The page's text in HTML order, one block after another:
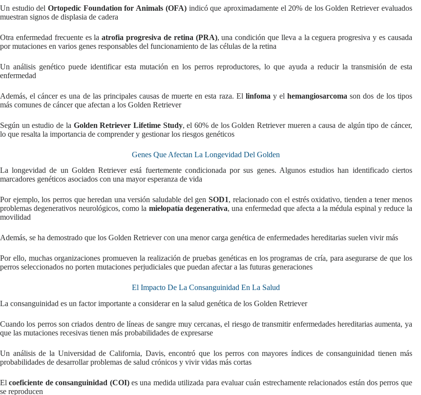
Un estudio delOrtopedic Foundation for Animals (OFA)indicó que aproximadamente el 20% de los Golden Retriever evaluados
muestran signos de displasia de cadera
Otra enfermedad frecuente es laatrofia progresiva de retina (PRA), una condición que lleva a la ceguera progresiva y es causada
por mutaciones en varios genes responsables del funcionamiento de las células de la retina
Un análisis genético puede identificar esta mutación en los perros reproductores, lo que ayuda a reducir la transmisión de esta
enfermedad
Además, el cáncer es una de las principales causas de muerte en esta raza. El linfoma y elhemangiosarcoma son dos de los tipos
más comunes de cáncer que afectan a los Golden Retriever
Según un estudio de la Golden Retriever Lifetime Study, el 60% de los Golden Retriever mueren a causa de algún tipo de cáncer,
lo que resalta la importancia de comprender y gestionar los riesgos genéticos
Genes Que Afectan La Longevidad Del Golden
La longevidad de un Golden Retriever está fuertemente condicionada por sus genes. Algunos estudios han identificado ciertos
marcadores genéticos asociados con una mayor esperanza de vida
Por ejemplo, los perros que heredan una versión saludable del genSOD1, relacionado con el estrés oxidativo, tienden a tener menos
problemas degenerativos neurológicos, como la mielopatía degenerativa, una enfermedad que afecta a la médula espinal y reduce la
movilidad
Además, se ha demostrado que los Golden Retriever con una menor carga genética de enfermedades hereditarias suelen vivir más
Por ello, muchas organizaciones promueven la realización de pruebas genéticas en los programas de cría, para asegurarse de que los
perros seleccionados no porten mutaciones perjudiciales que puedan afectar a las futuras generaciones
El Impacto De La Consanguinidad En La Salud
La consanguinidad es un factor importante a considerar en la salud genética de los Golden Retriever
Cuando los perros son criados dentro de líneas de sangre muy cercanas, el riesgo de transmitir enfermedades hereditarias aumenta, ya
que las mutaciones recesivas tienen más probabilidades de expresarse
Un análisis de la Universidad de California, Davis, encontró que los perros con mayores índices de consanguinidad tienen más
probabilidades de desarrollar problemas de salud crónicos y vivir vidas más cortas
Elcoeficiente de consanguinidad (COI)es una medida utilizada para evaluar cuán estrechamente relacionados están dos perros que
se reproducen